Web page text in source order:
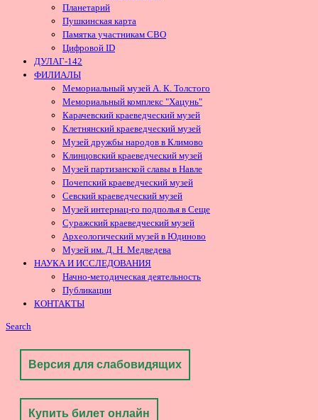
Планетарий
Пушкинская карта
Памятка участникам СВО
Цифровой ID
ДУЛАГ-142
ФИЛИАЛЫ
Мемориальный музей А. К. Толстого
Мемориальный комплекс "Хацунь"
Карачевский краеведческий музей
Клетнянский краеведческий музей
Музей дружбы народов в Климово
Клинцовский краеведческий музей
Музей партизанской славы в Навле
Почепский краеведческий музей
Севский краеведческий музей
Музей интернац-го подполья в Сеще
Суражский краеведческий музей
Археологический музей в Юдиново
Музей им. Д. Н. Медведева
НАУКА И ИССЛЕДОВАНИЯ
Начно-методическая деятельность
Публикации
КОНТАКТЫ
Search
Версия для слабовидящих
Купить билет онлайн